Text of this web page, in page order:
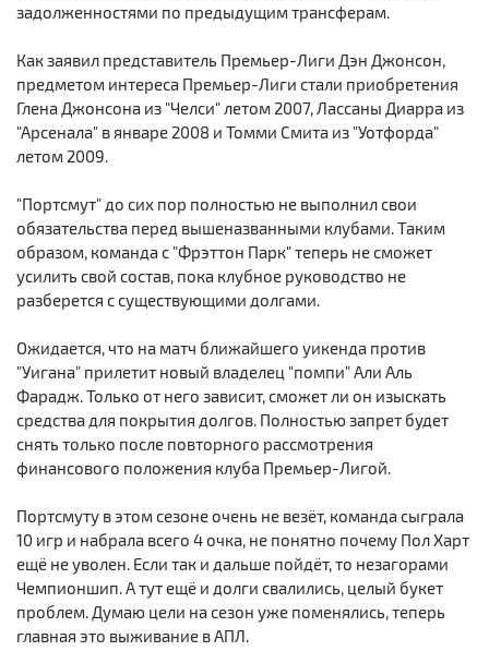
задолженностями по предыдущим трансферам.
Как заявил представитель Премьер-Лиги Дэн Джонсон,
предметом интереса Премьер-Лиги стали приобретения
Глена Джонсона из "Челси" летом 2007, Лассаны Диарра из
"Арсенала" в январе 2008 и Томми Смита из "Уотфорда"
летом 2009.
"Портсмут" до сих пор полностью не выполнил свои
обязательства перед вышеназванными клубами. Таким
образом, команда с "Фрэттон Парк" теперь не сможет
усилить свой состав, пока клубное руководство не
разберется с существующими долгами.
Ожидается, что на матч ближайшего уикенда против
"Уигана" прилетит новый владелец "помпи" Али Аль
Фарадж. Только от него зависит, сможет ли он изыскать
средства для покрытия долгов. Полностью запрет будет
снять только после повторного рассмотрения
финансового положения клуба Премьер-Лигой.
Портсмуту в этом сезоне очень не везёт, команда сыграла
10 игр и набрала всего 4 очка, не понятно почему Пол Харт
ещё не уволен. Если так и дальше пойдёт, то незагорами
Чемпионшип. А тут ещё и долги свалились, целый букет
проблем. Думаю цели на сезон уже поменялись, теперь
главная это выживание в АПЛ.